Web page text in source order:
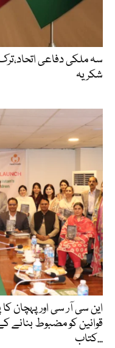
سہ ملکی دفاعی
شکریہ
این سی آر سی اور پہچان
قوانین کو مضبوط بنانے
کتاب...